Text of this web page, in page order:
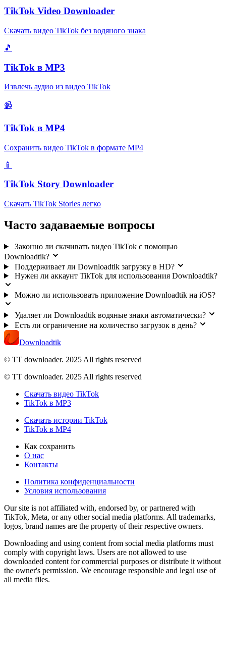
TikTok Video Downloader
Скачать видео TikTok без водяного знака
🎵
TikTok в MP3
Извлечь аудио из видео TikTok
📹
TikTok в MP4
Сохранить видео TikTok в формате MP4
📱
TikTok Story Downloader
Скачать TikTok Stories легко
Часто задаваемые вопросы
Законно ли скачивать видео TikTok с помощью
Downloadtik?
Поддерживает ли Downloadtik загрузку в HD?
Нужен ли аккаунт TikTok для использования Downloadtik?
Можно ли использовать приложение Downloadtik на iOS?
Удаляет ли Downloadtik водяные знаки автоматически?
Есть ли ограничение на количество загрузок в день?
Downloadtik
© TT downloader. 2025 All rights reserved
© TT downloader. 2025 All rights reserved
Скачать видео TikTok
TikTok в MP3
Скачать истории TikTok
TikTok в MP4
Как сохранить
О нас
Контакты
Политика конфиденциальности
Условия использования
Our site is not affiliated with, endorsed by, or partnered with
TikTok, Meta, or any other social media platforms. All trademarks,
logos, brand names are the property of their respective owners.
Downloading and using content from social media platforms must
comply with copyright laws. Users are not allowed to use
downloaded content for commercial purposes or distribute it without
the owner's permission. We encourage responsible and legal use of
all media files.